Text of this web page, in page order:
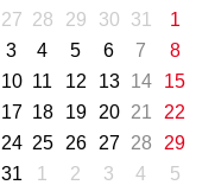
27 28 29 30 31
1
3 4 5 6 7
8
10 11 12 13 14
15
17 18 19 20 21
22
24 25 26 27 28
29
31 1 2 3 4 5